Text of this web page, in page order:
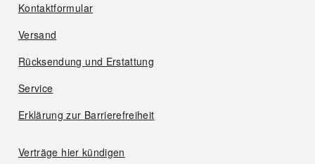
Kontaktformular
Versand
Rücksendung und Erstattung
Service
Erklärung zur Barrierefreiheit
Verträge hier kündigen